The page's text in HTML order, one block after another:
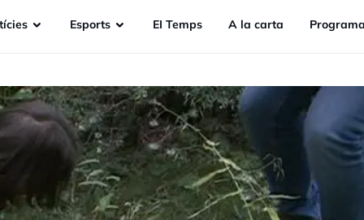
Esports EI Temps A la carta